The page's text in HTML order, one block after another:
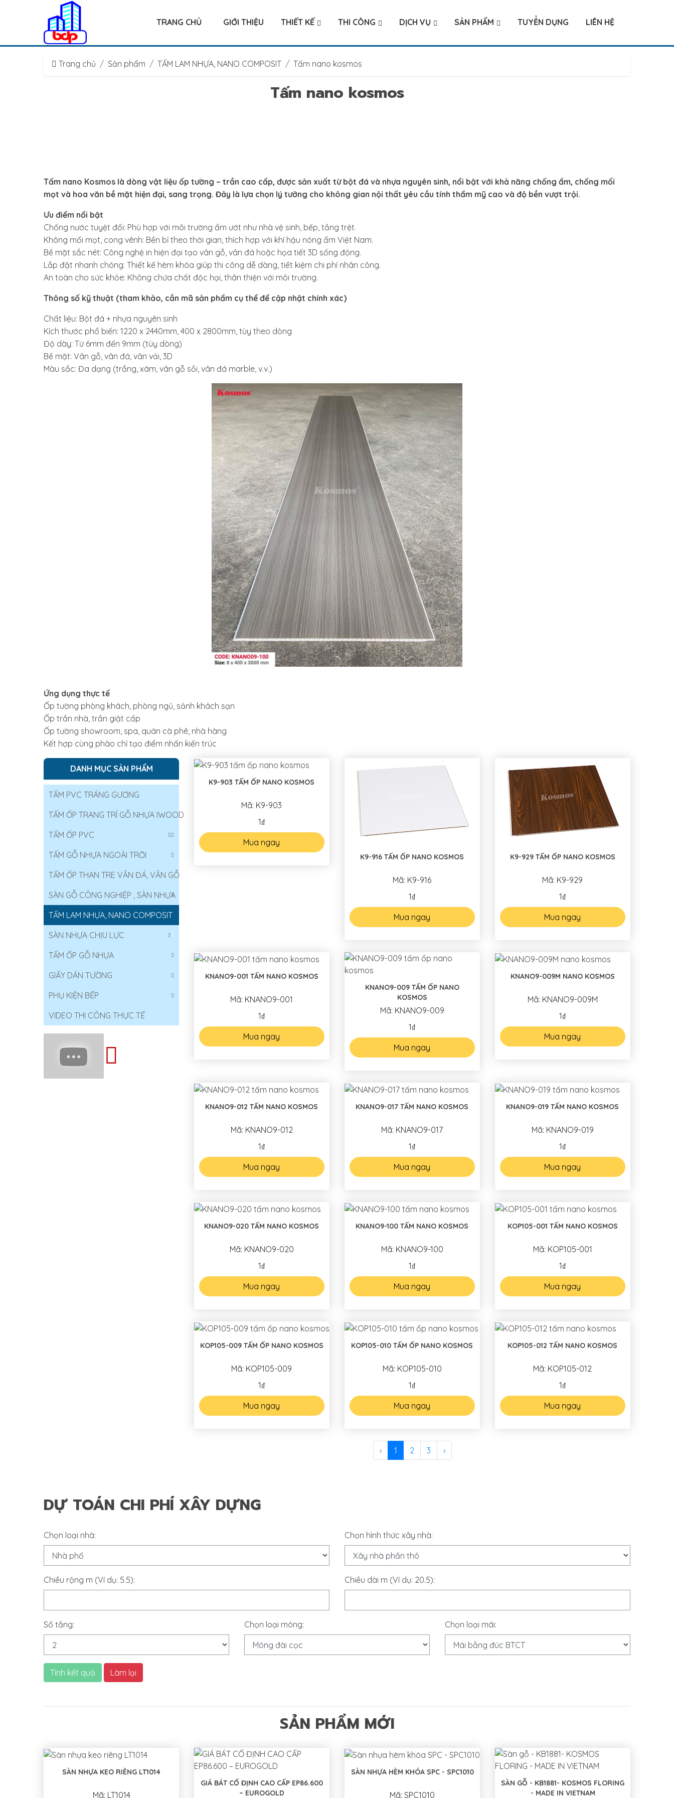
TRANG CHỦ GIỚI THIỆU THIẾT KẾ THI CÔNG DỊCH VỤ SẢN PHẨM TUYỂN DỤNG LIÊN HỆ
Trang chủ Sản phẩm TẤM LAM NHỰA, NANO COMPOSIT Tấm nano kosmos
Tấm nano kosmos
Tấm nano Kosmos là dòng vật liệu ốp tường – trần cao cấp, được sản xuất từ bột đá và nhựa nguyên sinh, nổi bật với khả năng chống ẩm, chống mối
mọt và hoa văn bề mặt hiện đại, sang trọng. Đây là lựa chọn lý tưởng cho không gian nội thất yêu cầu tính thẩm mỹ cao và độ bền vượt trội.
Ưu điểm nổi bật
Chống nước tuyệt đối: Phù hợp với môi trường ẩm ướt như nhà vệ sinh, bếp, tầng trệt.
Không mối mọt, cong vênh: Bền bỉ theo thời gian, thích hợp với khí hậu nóng ẩm Việt Nam.
Bề mặt sắc nét: Công nghệ in hiện đại tạo vân gỗ, vân đá hoặc họa tiết 3D sống động.
Lắp đặt nhanh chóng: Thiết kế hèm khóa giúp thi công dễ dàng, tiết kiệm chi phí nhân công.
An toàn cho sức khỏe: Không chứa chất độc hại, thân thiện với môi trường.
Thông số kỹ thuật (tham khảo, cần mã sản phẩm cụ thể để cập nhật chính xác)
Chất liệu: Bột đá + nhựa nguyên sinh
Kích thước phổ biến: 1220 x 2440mm, 400 x 2800mm, tùy theo dòng
Độ dày: Từ 6mm đến 9mm (tùy dòng)
Bề mặt: Vân gỗ, vân đá, vân vải, 3D
Màu sắc: Đa dạng (trắng, xám, vân gỗ sồi, vân đá marble, v.v.)
Ứng dụng thực tế
Ốp tường phòng khách, phòng ngủ, sảnh khách sạn
Ốp trần nhà, trần giật cấp
Ốp tường showroom, spa, quán cà phê, nhà hàng
Kết hợp cùng phào chỉ tạo điểm nhấn kiến trúc
DANH MỤC SẢN PHẨM
TẤM PVC TRÁNG GƯƠNG
TẤM ỐP TRANG TRÍ GỖ NHỰA IWOOD
TẤM ỐP PVC
TẤM GỖ NHỰA NGOÀI TRỜI
TẤM ỐP THAN TRE VÂN ĐÁ, VÂN GỖ
SÀN GỖ CÔNG NGHIỆP , SÀN NHỰA
TẤM LAM NHỰA, NANO COMPOSIT
SÀN NHỰA CHỊU LỰC
TẤM ỐP GỖ NHỰA
GIẤY DÁN TƯỜNG
PHỤ KIỆN BẾP
VIDEO THI CÔNG THỰC TẾ
K9-903 TẤM ỐP NANO KOSMOS
Mã: K9-903
1₫
Mua ngay
K9-916 TẤM ỐP NANO KOSMOS
Mã: K9-916
1₫
Mua ngay
K9-929 TẤM ỐP NANO KOSMOS
Mã: K9-929
1₫
Mua ngay
KNANO9-001 TẤM NANO KOSMOS
Mã: KNANO9-001
1₫
Mua ngay
KNANO9-009 TẤM ỐP NANO
KOSMOS
Mã: KNANO9-009
1₫
Mua ngay
KNANO9-009M NANO KOSMOS
Mã: KNANO9-009M
1₫
Mua ngay
KNANO9-012 TẤM NANO KOSMOS
Mã: KNANO9-012
1₫
Mua ngay
KNANO9-017 TẤM NANO KOSMOS
Mã: KNANO9-017
1₫
Mua ngay
KNANO9-019 TẤM NANO KOSMOS
Mã: KNANO9-019
1₫
Mua ngay
KNANO9-020 TẤM NANO KOSMOS
Mã: KNANO9-020
1₫
Mua ngay
KNANO9-100 TẤM NANO KOSMOS
Mã: KNANO9-100
1₫
Mua ngay
KOP105-001 TẤM NANO KOSMOS
Mã: KOP105-001
1₫
Mua ngay
KOP105-009 TẤM ỐP NANO KOSMOS
Mã: KOP105-009
1₫
Mua ngay
KOP105-010 TẤM ỐP NANO KOSMOS
Mã: KOP105-010
1₫
Mua ngay
KOP105-012 TẤM NANO KOSMOS
Mã: KOP105-012
1₫
Mua ngay
‹ 1 2 3 ›
DỰ TOÁN CHI PHÍ XÂY DỰNG
Chọn loại nhà: Chọn hình thức xây nhà:
Chiều rộng m (Ví dụ: 5.5): Chiều dài m (Ví dụ: 20.5):
Số tầng: Chọn loại móng: Chọn loại mái:
Tính kết quả Làm lại
SẢN PHẨM MỚI
SÀN NHỰA KEO RIÊNG LT1014
Mã: LT1014
GIÁ BÁT CỐ ĐỊNH CAO CẤP EP86.600
– EUROGOLD
SÀN NHỰA HÈM KHÓA SPC - SPC1010
Mã: SPC1010
SÀN GỖ - KB1881- KOSMOS FLORING
- MADE IN VIETNAM